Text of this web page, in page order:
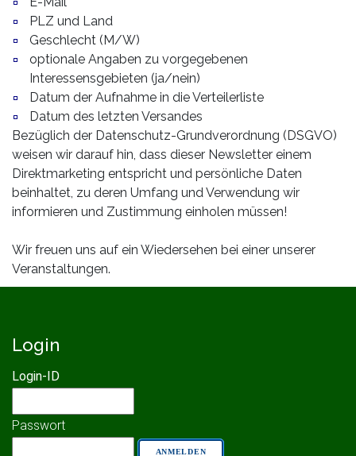
PLZ und Land
Geschlecht (M/W)
optionale Angaben zu vorgegebenen
Interessensgebieten (ja/nein)
Datum der Aufnahme in die Verteilerliste
Datum des letzten Versandes
Bezüglich der Datenschutz-Grundverordnung (DSGVO)
weisen wir darauf hin, dass dieser Newsletter einem
Direktmarketing entspricht und persönliche Daten
beinhaltet, zu deren Umfang und Verwendung wir
informieren und Zustimmung einholen müssen!
Wir freuen uns auf ein Wiedersehen bei einer unserer
Veranstaltungen.
Login
Login-ID
Passwort